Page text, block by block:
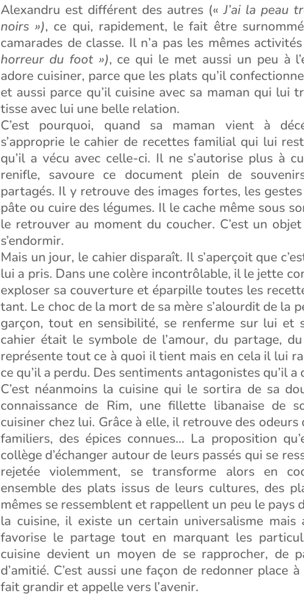
Alexandru est différent des autres («J’ai la peau
noirs »), ce qui, rapidement, le fait être
camarades de classe. Il n’a pas les mêmes
horreur du foot »), ce qui le met aussi un peu à
adore cuisiner, parce que les plats qu’il
et aussi parce qu’il cuisine avec sa maman qui lui
tisse avec lui une belle relation.
C’est pourquoi, quand sa maman vient à
s’approprie le cahier de recettes familial qui lui
qu’il a vécu avec celle-ci. Il ne s’autorise plus à
renifle, savoure ce document plein de
partagés. Il y retrouve des images fortes, les
pâte ou cuire des légumes. Il le cache même sous
le retrouver au moment du coucher. C’est un
s’endormir.
Mais un jour, le cahier disparaît. Il s’aperçoit que
lui a pris. Dans une colère incontrôlable, il le jette
exploser sa couverture et éparpille toutes les
tant. Le choc de la mort de sa mère s’alourdit de la
garçon, tout en sensibilité, se renferme sur lui et
cahier était le symbole de l’amour, du partage,
représente tout ce à quoi il tient mais en cela il lui
ce qu’il a perdu. Des sentiments antagonistes qu’il a
C’est néanmoins la cuisine qui le sortira de sa
connaissance de Rim, une fillette libanaise de
cuisiner chez lui. Grâce à elle, il retrouve des odeurs
familiers, des épices connues… La proposition
collège d’échanger autour de leurs passés qui se
rejetée violemment, se transforme alors en
ensemble des plats issus de leurs cultures, des
mêmes se ressemblent et rappellent un peu le pays
la cuisine, il existe un certain universalisme mais
favorise le partage tout en marquant les
cuisine devient un moyen de se rapprocher, de
d’amitié. C’est aussi une façon de redonner place
fait grandir et appelle vers l’avenir.